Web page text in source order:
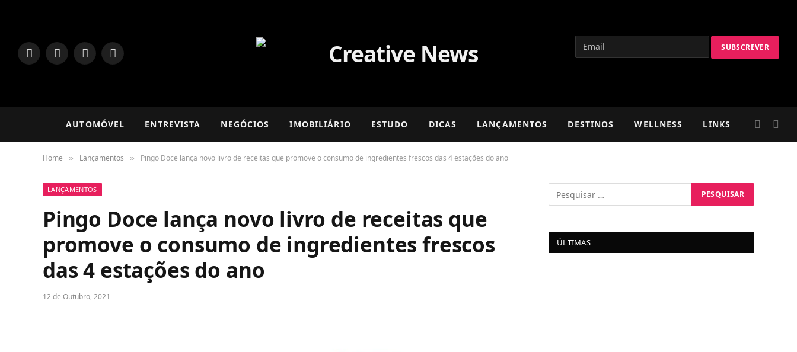
LinkedInFacebookInstagram
TikTok
AUTOMÓVEL ENTREVISTA NEGÓCIOS IMOBILIÁRIO ESTUDO DICAS LANÇAMENTOS DESTINOS WELLNESS LINKS
Home » Lançamentos » Pingo Doce lança novo livro de receitas que promove o consumo de ingredientes frescos das 4 estações do ano
LANÇAMENTOS
Pingo Doce lança novo livro de receitas que
promove o consumo de ingredientes frescos
das 4 estações do ano
12 de Outubro, 2021
ÚLTIMAS